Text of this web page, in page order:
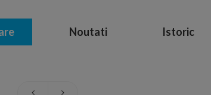
Noutati Istoric